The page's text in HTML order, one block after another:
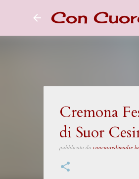
Con
Cremona
di Suor
pubblicato da concuoredimadre